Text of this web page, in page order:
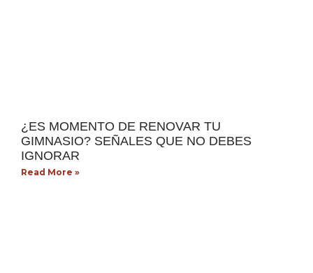
¿ES MOMENTO DE RENOVAR TU
GIMNASIO? SEÑALES QUE NO DEBES
IGNORAR
Read More »